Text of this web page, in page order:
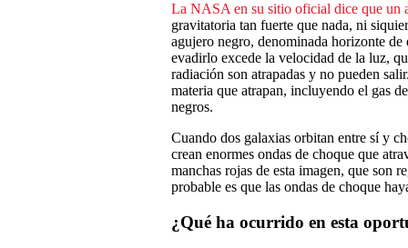
La NASA en su sitio oficial dice que un
gravitatoria tan fuerte que nada, ni
agujero negro, denominada horizonte
evadirlo excede la velocidad de la luz,
radiación son atrapadas y no pueden
materia que atrapan, incluyendo el gas
negros.
Cuando dos galaxias orbitan entre sí y
crean enormes ondas de choque que
manchas rojas de esta imagen, que son
probable es que las ondas de choque
¿Qué ha ocurrido en esta